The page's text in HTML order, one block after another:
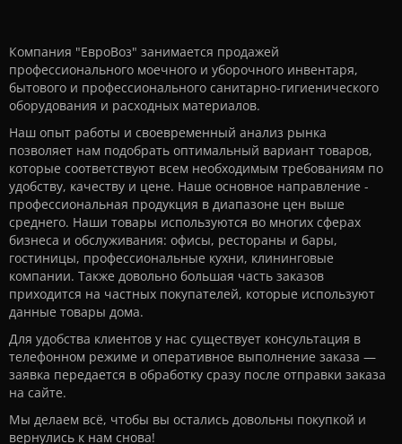
Компания "ЕвроВоз" занимается продажей
профессионального моечного и уборочного инвентаря,
бытового и профессионального санитарно-гигиенического
оборудования и расходных материалов.
Наш опыт работы и своевременный анализ рынка
позволяет нам подобрать оптимальный вариант товаров,
которые соответствуют всем необходимым требованиям по
удобству, качеству и цене. Наше основное направление -
профессиональная продукция в диапазоне цен выше
среднего. Наши товары используются во многих сферах
бизнеса и обслуживания: офисы, рестораны и бары,
гостиницы, профессиональные кухни, клининговые
компании. Также довольно большая часть заказов
приходится на частных покупателей, которые используют
данные товары дома.
Для удобства клиентов у нас существует консультация в
телефонном режиме и оперативное выполнение заказа —
заявка передается в обработку сразу после отправки заказа
на сайте.
Мы делаем всё, чтобы вы остались довольны покупкой и
вернулись к нам снова!